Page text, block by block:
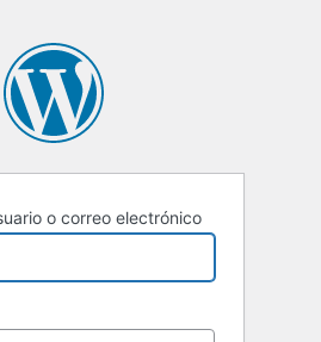
o correo electrónico